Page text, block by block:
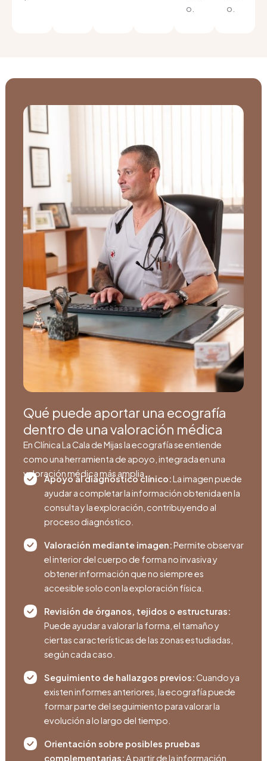
o.
o.
Qué puede aportar una ecografía
dentro de una valoración médica
En Clínica La Cala de Mijas la ecografía se entiende
como una herramienta de apoyo, integrada en una
valoración médica más amplia.
Apoyo al diagnóstico clínico:La imagen puede
ayudar a completar la información obtenida en la
consulta y la exploración, contribuyendo al
proceso diagnóstico.
Valoración mediante imagen:Permite observar
el interior del cuerpo de forma no invasiva y
obtener información que no siempre es
accesible solo con la exploración física.
Revisión de órganos, tejidos o estructuras:
Puede ayudar a valorar la forma, el tamaño y
ciertas características de las zonas estudiadas,
según cada caso.
Seguimiento de hallazgos previos:Cuando ya
existen informes anteriores, la ecografía puede
formar parte del seguimiento para valorar la
evolución a lo largo del tiempo.
Orientación sobre posibles pruebas
complementarias:A partir de la información